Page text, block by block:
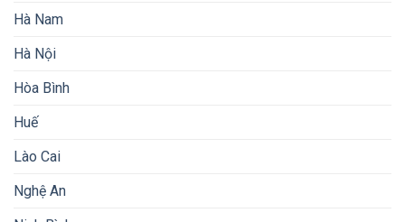
Hà Nam
Hà Nội
Hòa Bình
Huế
Lào Cai
Nghệ An